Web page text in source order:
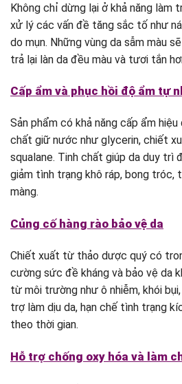
Không chỉ dừng lại ở khả năng làm
xử lý các vấn đề tăng sắc tố như
do mụn. Những vùng da sẫm màu
trả lại làn da đều màu và tươi tắn
Cấp ẩm và phục hồi độ ẩm tự
Sản phẩm có khả năng cấp ẩm
chất giữ nước như glycerin, chiết
squalane. Tinh chất giúp da duy trì
giảm tình trạng khô ráp, bong tróc,
màng.
Củng cố hàng rào bảo vệ da
Chiết xuất từ thảo dược quý có
cường sức đề kháng và bảo vệ da
từ môi trường như ô nhiễm, khói bụi,
trợ làm dịu da, hạn chế tình trạng
theo thời gian.
Hỗ trợ chống oxy hóa và làm